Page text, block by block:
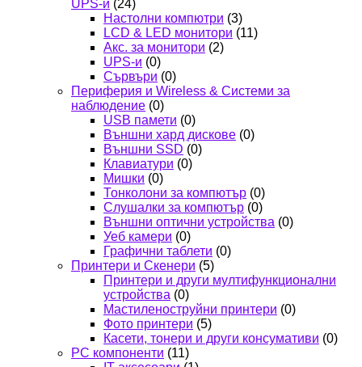
UPS-и (24)
Настолни компютри (3)
LCD & LED монитори (11)
Акс. за монитори (2)
UPS-и (0)
Сървъри (0)
Периферия и Wireless & Системи за
наблюдение (0)
USB памети (0)
Външни хард дискове (0)
Външни SSD (0)
Клавиатури (0)
Мишки (0)
Тонколони за компютър (0)
Слушалки за компютър (0)
Външни оптични устройства (0)
Уеб камери (0)
Графични таблети (0)
Принтери и Скенери (5)
Принтери и други мултифункционални
устройства (0)
Мастиленоструйни принтери (0)
Фото принтери (5)
Касети, тонери и други консумативи (0)
PC компоненти (11)